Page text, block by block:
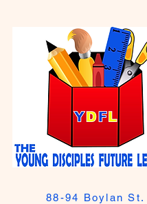
88-94 Boylan St.